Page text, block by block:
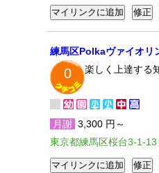
練馬区Polkaヴァイオリ
0 楽しく上達する
月謝 3,300 円～
東京都練馬区桜台3-1-13